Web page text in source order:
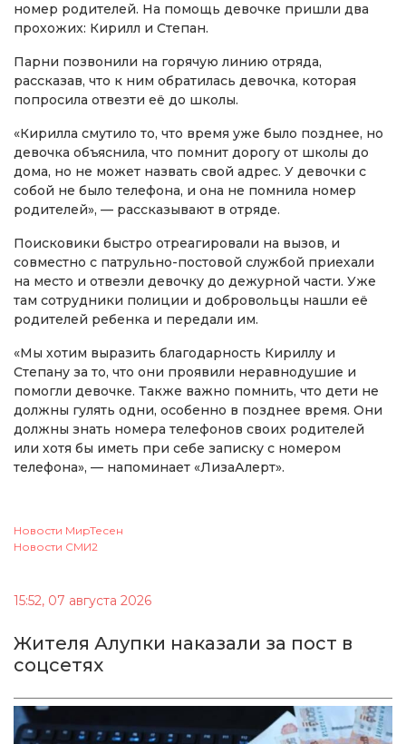
номер родителей. На помощь девочке пришли два
прохожих: Кирилл и Степан.
Парни позвонили на горячую линию отряда,
рассказав, что к ним обратилась девочка, которая
попросила отвезти её до школы.
«Кирилла смутило то, что время уже было позднее, но
девочка объяснила, что помнит дорогу от школы до
дома, но не может назвать свой адрес. У девочки с
собой не было телефона, и она не помнила номер
родителей», — рассказывают в отряде.
Поисковики быстро отреагировали на вызов, и
совместно с патрульно-постовой службой приехали
на место и отвезли девочку до дежурной части. Уже
там сотрудники полиции и добровольцы нашли её
родителей ребенка и передали им.
«Мы хотим выразить благодарность Кириллу и
Степану за то, что они проявили неравнодушие и
помогли девочке. Также важно помнить, что дети не
должны гулять одни, особенно в позднее время. Они
должны знать номера телефонов своих родителей
или хотя бы иметь при себе записку с номером
телефона», — напоминает «ЛизаАлерт».
Новости МирТесен
Новости СМИ2
15:52, 07 августа 2026
Жителя Алупки наказали за пост в
соцсетях